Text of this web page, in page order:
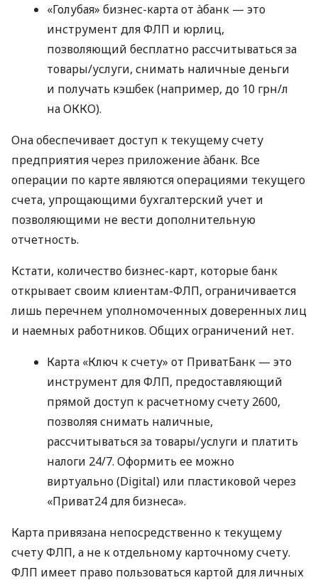
«Голубая» бизнес-карта от àбанк — это
инструмент для ФЛП и юрлиц,
позволяющий бесплатно рассчитываться за
товары/услуги, снимать наличные деньги
и получать кэшбек (например, до 10 грн/л
на ОККО).
Она обеспечивает доступ к текущему счету
предприятия через приложение àбанк. Все
операции по карте являются операциями текущего
счета, упрощающими бухгалтерский учет и
позволяющими не вести дополнительную
отчетность.
Кстати, количество бизнес-карт, которые банк
открывает своим клиентам-ФЛП, ограничивается
лишь перечнем уполномоченных доверенных лиц
и наемных работников. Общих ограничений нет.
Карта «Ключ к счету» от ПриватБанк — это
инструмент для ФЛП, предоставляющий
прямой доступ к расчетному счету 2600,
позволяя снимать наличные,
рассчитываться за товары/услуги и платить
налоги 24/7. Оформить ее можно
виртуально (Digital) или пластиковой через
«Приват24 для бизнеса».
Карта привязана непосредственно к текущему
счету ФЛП, а не к отдельному карточному счету.
ФЛП имеет право пользоваться картой для личных